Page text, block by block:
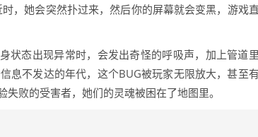
，她会突然扑过来，然后你的屏幕就会变黑，游戏直
状态出现异常时，会发出奇怪的呼吸声，加上管道里
息不发达的年代，这个BUG被玩家无限放大，甚至有
败的受害者，她们的灵魂被困在了地图里。